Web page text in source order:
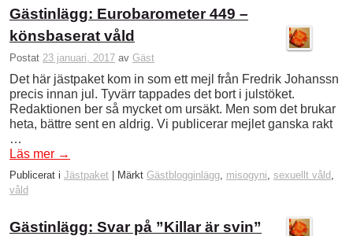
Gästinlägg: Eurobarometer 449 –
könsbaserat våld
Postat 23 januari, 2017 av Gäst
Det här jästpaket kom in som ett mejl från Fredrik Johanssn
precis innan jul. Tyvärr tappades det bort i julstöket.
Redaktionen ber så mycket om ursäkt. Men som det brukar
heta, bättre sent en aldrig. Vi publicerar mejlet ganska rakt
…
Läs mer →
Publicerat i Jästpaket | Märkt Gästblogginlägg misogyni sexuellt våld
våld
Gästinlägg: Svar på ”Killar är svin”